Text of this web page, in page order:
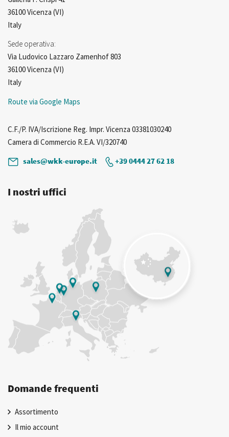
36100 Vicenza (VI)
Italy
Sede operativa:
Via Ludovico Lazzaro Zamenhof 803
36100 Vicenza (VI)
Italy
Route via Google Maps
C.F./P. IVA/Iscrizione Reg. Impr. Vicenza 03381030240
Camera di Commercio R.E.A. VI/320740
sales@wkk-europe.it
+39 0444 27 62 18
I nostri uffici
Domande frequenti
Assortimento
Il mio account